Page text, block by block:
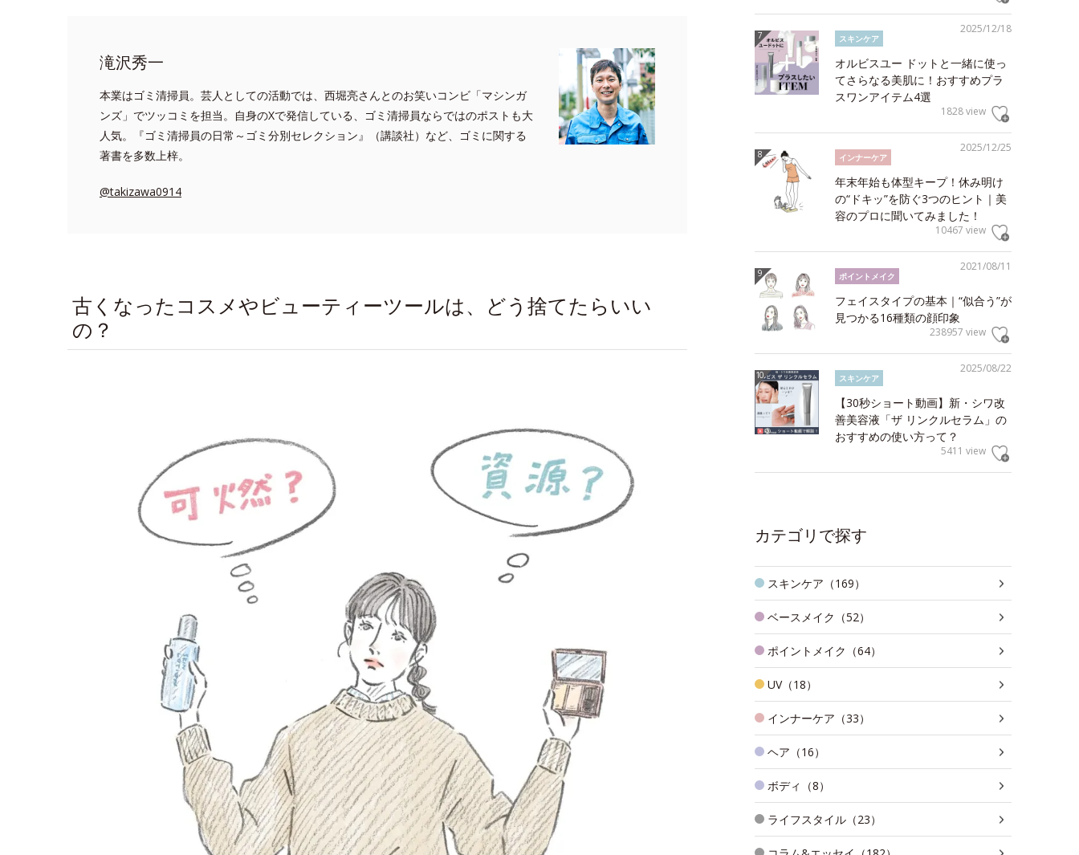
滝沢秀一
本業はゴミ清掃員。芸人としての活動では、西堀亮さんとのお笑いコンビ「マシンガ
ンズ」でツッコミを担当。自身のXで発信している、ゴミ清掃員ならではのポストも大
人気。『ゴミ清掃員の日常～ゴミ分別セレクション』（講談社）など、ゴミに関する
著書を多数上梓。
@takizawa0914
古くなったコスメやビューティーツールは、どう捨てたらいい
の？
2025/12/18
スキンケア
オルビスユー ドットと一緒に使っ
てさらなる美肌に！おすすめプラ
スワンアイテム4選
1828 view
2025/12/25
インナーケア
年末年始も体型キープ！休み明け
の“ドキッ”を防ぐ3つのヒント｜美
容のプロに聞いてみました！
10467 view
2021/08/11
ポイントメイク
フェイスタイプの基本｜“似合う”が
見つかる16種類の顔印象
238957 view
2025/08/22
スキンケア
【30秒ショート動画】新・シワ改
善美容液「ザ リンクルセラム」の
おすすめの使い方って？
5411 view
カテゴリで探す
スキンケア（169）
ベースメイク（52）
ポイントメイク（64）
UV（18）
インナーケア（33）
ヘア（16）
ボディ（8）
ライフスタイル（23）